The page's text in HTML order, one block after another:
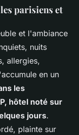
parisiens et
et l'ambiance
nuits
allergies,
en un
les
hôtel noté sur
jours.
plainte sur